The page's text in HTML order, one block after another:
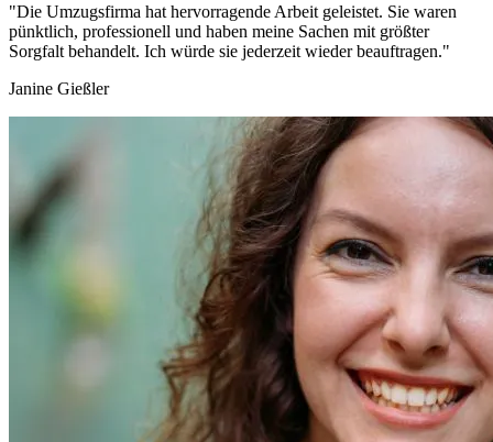
"Die Umzugsfirma hat hervorragende Arbeit geleistet. Sie waren
pünktlich, professionell und haben meine Sachen mit größter
Sorgfalt behandelt. Ich würde sie jederzeit wieder beauftragen."
Janine Gießler